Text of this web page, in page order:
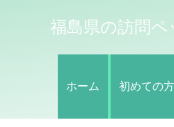
福島県の訪問ペ
ホーム 初めての